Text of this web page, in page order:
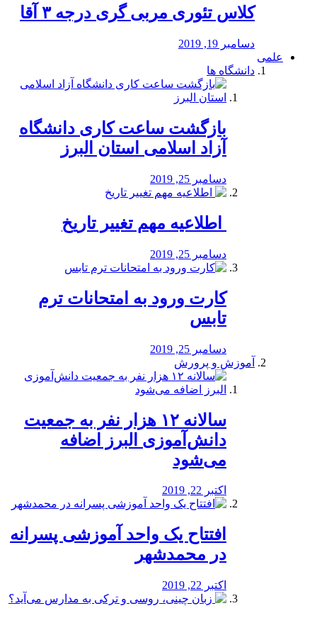
کلاس تئوری مربی گری درجه ۳ آقا
دسامبر 19, 2019
علمی
دانشگاه ها
بازگشت ساعت کاری دانشگاه
آزاد اسلامی استان البرز
دسامبر 25, 2019
️ اطلاعیه مهم تغییر تاریخ
دسامبر 25, 2019
کارت ورود به امتحانات ترم
تابس
دسامبر 25, 2019
آموزش و پرورش
️سالانه ۱۲ هزار نفر به جمعیت
دانش‌آموزی البرز اضافه
می‌شود
اکتبر 22, 2019
افتتاح یک واحد آموزشی پسرانه
در محمدشهر
اکتبر 22, 2019